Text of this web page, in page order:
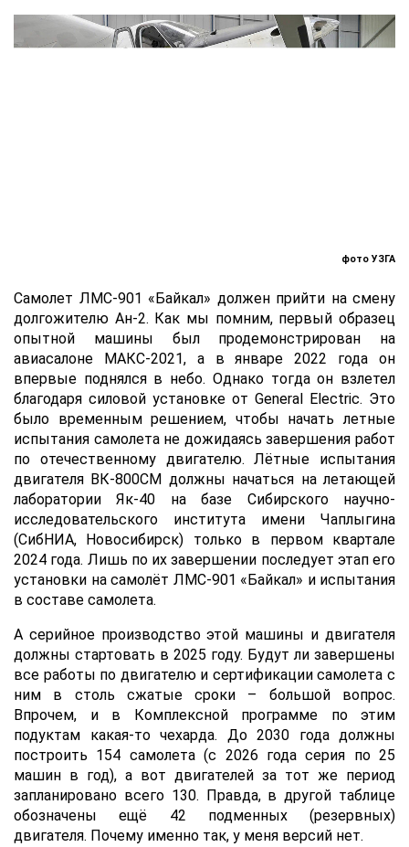
фото УЗГА
Самолет ЛМС-901 «Байкал» должен прийти на смену
долгожителю Ан-2. Как мы помним, первый образец
опытной машины был продемонстрирован на
авиасалоне МАКС-2021, а в январе 2022 года он
впервые поднялся в небо. Однако тогда он взлетел
благодаря силовой установке от General Electric. Это
было временным решением, чтобы начать летные
испытания самолета не дожидаясь завершения работ
по отечественному двигателю. Лётные испытания
двигателя ВК‑800СМ должны начаться на летающей
лаборатории Як-40 на базе Сибирского научно-
исследовательского института имени Чаплыгина
(СибНИА, Новосибирск) только в первом квартале
2024 года. Лишь по их завершении последует этап его
установки на самолёт ЛМС-901 «Байкал» и испытания
в составе самолета.
А серийное производство этой машины и двигателя
должны стартовать в 2025 году. Будут ли завершены
все работы по двигателю и сертификации самолета с
ним в столь сжатые сроки – большой вопрос.
Впрочем, и в Комплексной программе по этим
подуктам какая-то чехарда. До 2030 года должны
построить 154 самолета (с 2026 года серия по 25
машин в год), а вот двигателей за тот же период
запланировано всего 130. Правда, в другой таблице
обозначены ещё 42 подменных (резервных)
двигателя. Почему именно так, у меня версий нет.